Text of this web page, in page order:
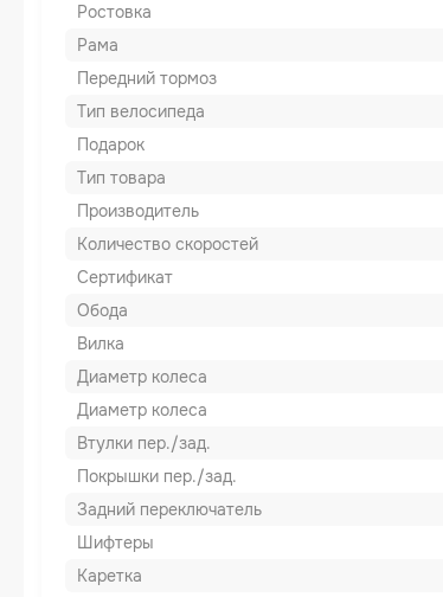
Ростовка
Рама
Передний тормоз
Тип велосипеда
Подарок
Тип товара
Производитель
Количество скоростей
Сертификат
Обода
Вилка
Диаметр колеса
Диаметр колеса
Втулки пер./зад.
Покрышки пер./зад.
Задний переключатель
Шифтеры
Каретка